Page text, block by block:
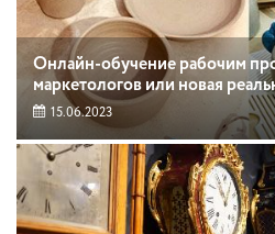
Онлайн-обучение рабочим
маркетологов или новая
15.06.2023